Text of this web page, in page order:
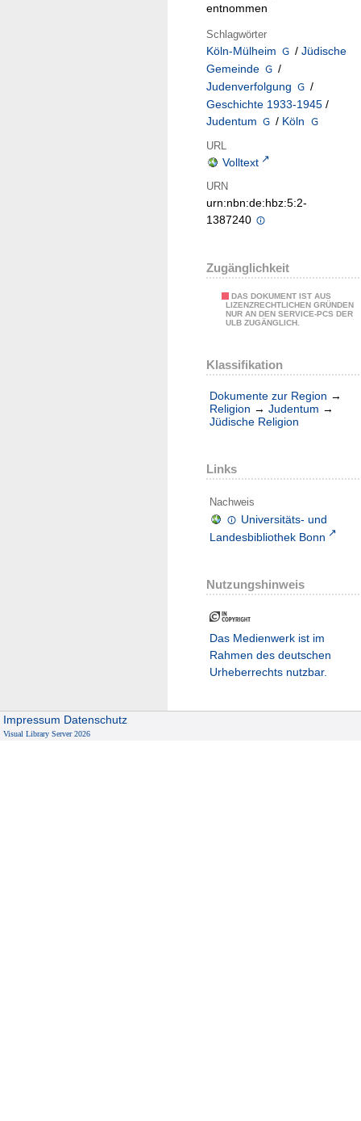
entnommen
Schlagwörter
Köln-Mülheim / Jüdische
Gemeinde
/
Judenverfolgung
/
Geschichte 1933-1945 /
Judentum
/ Köln
URL
Volltext
URN
urn:nbn:de:hbz:5:2-
1387240
Zugänglichkeit
DAS DOKUMENT IST AUS
LIZENZRECHTLICHEN GRÜNDEN
NUR AN DEN SERVICE-PCS DER
ULB ZUGÄNGLICH.
Klassifikation
Dokumente zur Region →
Religion → Judentum →
Jüdische Religion
Links
Nachweis
Universitäts- und
Landesbibliothek Bonn
Nutzungshinweis
Das Medienwerk ist im
Rahmen des deutschen
Urheberrechts nutzbar.
Impressum Datenschutz
Visual Library Server 2026